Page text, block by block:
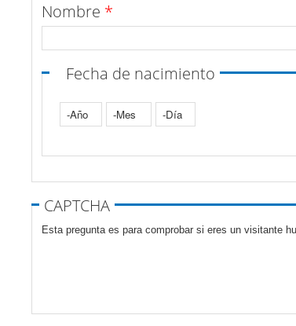
Nombre *
Fecha de nacimiento
Año
Mes Día
Pestañas verticales
CAPTCHA
Esta pregunta es para comprobar si eres un visitante